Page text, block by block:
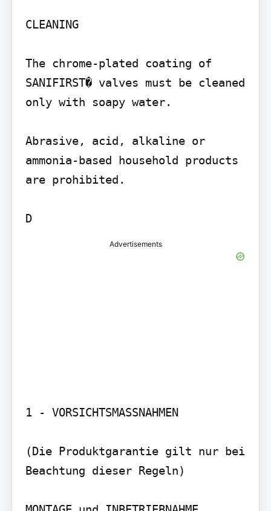
CLEANING
The chrome-plated coating of
SANIFIRST� valves must be cleaned
only with soapy water.
Abrasive, acid, alkaline or
ammonia-based household products
are prohibited.
D
Advertisements
1 - VORSICHTSMASSNAHMEN
(Die Produktgarantie gilt nur bei
Beachtung dieser Regeln)